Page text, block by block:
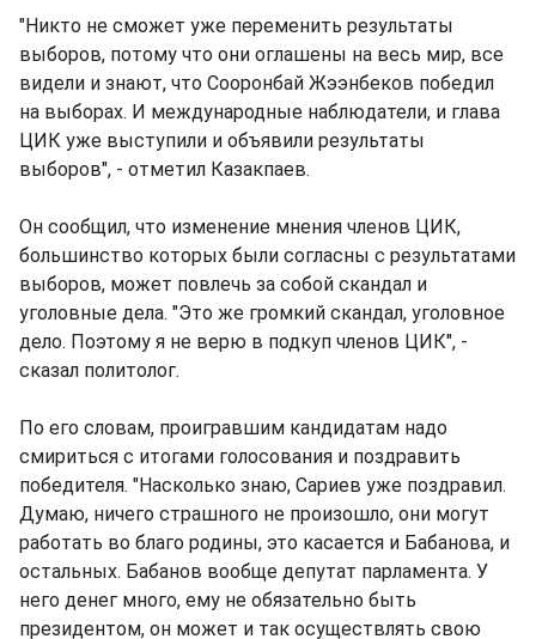
"Никто не сможет уже переменить результаты
выборов, потому что они оглашены на весь мир, все
видели и знают, что Сооронбай Жээнбеков победил
на выборах. И международные наблюдатели, и глава
ЦИК уже выступили и объявили результаты
выборов", - отметил Казакпаев.
Он сообщил, что изменение мнения членов ЦИК,
большинство которых были согласны с результатами
выборов, может повлечь за собой скандал и
уголовные дела. "Это же громкий скандал, уголовное
дело. Поэтому я не верю в подкуп членов ЦИК", -
сказал политолог.
По его словам, проигравшим кандидатам надо
смириться с итогами голосования и поздравить
победителя. "Насколько знаю, Сариев уже поздравил.
Думаю, ничего страшного не произошло, они могут
работать во благо родины, это касается и Бабанова, и
остальных. Бабанов вообще депутат парламента. У
него денег много, ему не обязательно быть
президентом, он может и так осуществлять свою